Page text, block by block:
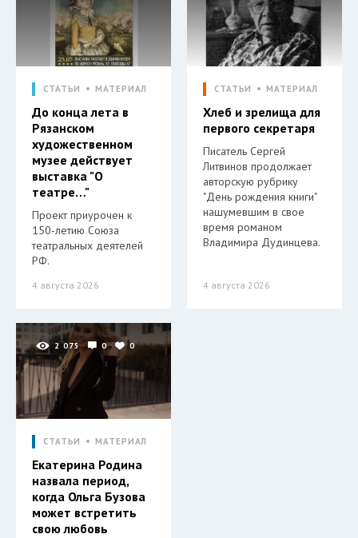
СТАТЬИ МАТЕРИАЛ
До конца лета в
Рязанском
художественном
музее действует
выставка "О
театре…"
Проект приурочен к
150-летию Союза
театральных деятелей
РФ.
4 августа 2026
СТАТЬИ МАТЕРИАЛ
Хлеб и зрелища для
первого секретаря
Писатель Сергей
Литвинов продолжает
авторскую рубрику
"День рождения книги"
нашумевшим в свое
время романом
Владимира Дудинцева.
4 августа 2026
2 075 0 0
СТАТЬИ МАТЕРИАЛ
Екатерина Родина
назвала период,
когда Ольга Бузова
может встретить
свою любовь